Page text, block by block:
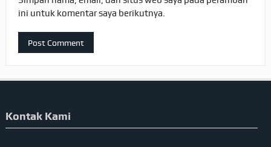
ini untuk komentar saya berikutnya.
Kontak Kami